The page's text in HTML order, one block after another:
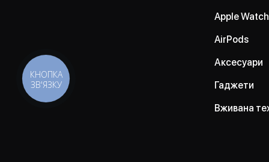
Apple Watch
AirPods
Аксесуари
Гаджети
Вживана
КНОПКА
ЗВ'ЯЗКУ